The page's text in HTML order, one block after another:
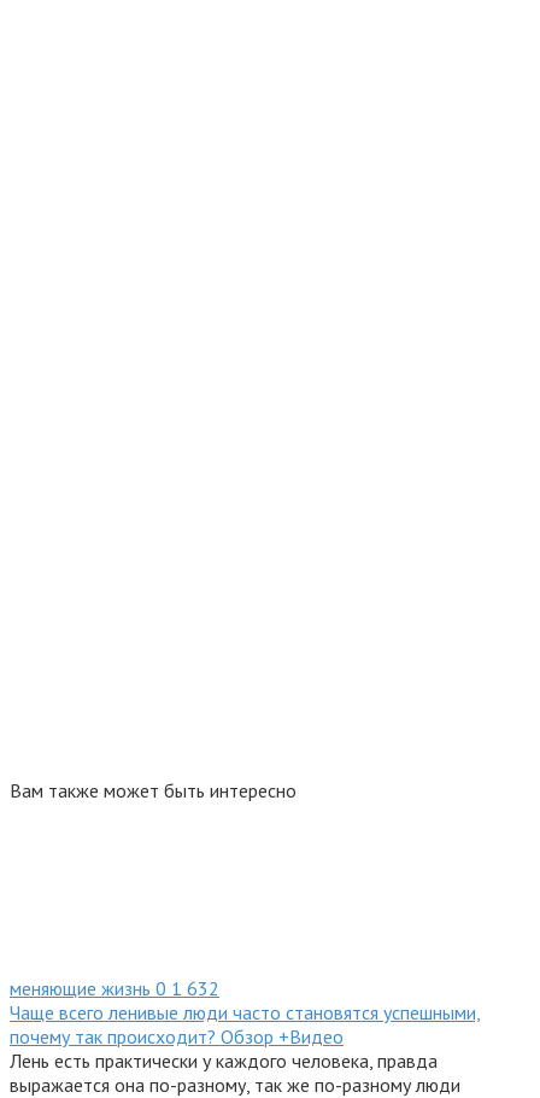
Вам также может быть интересно
меняющие жизнь 0 1 632
Чаще всего ленивые люди часто становятся успешными,
почему так происходит? Обзор +Видео
Лень есть практически у каждого человека, правда
выражается она по-разному, так же по-разному люди